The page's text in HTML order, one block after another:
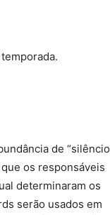
de “silêncio
os responsáveis
determinaram os
serão usados em